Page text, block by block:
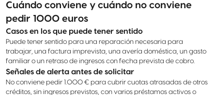
Cuándo conviene y cuándo no conviene
pedir 1000 euros
Casos en los que puede tener sentido
Puede tener sentido para una reparación necesaria para
trabajar, una factura imprevista, una avería doméstica, un gasto
familiar o un retraso de ingresos con fecha prevista de cobro.
Señales de alerta antes de solicitar
No conviene pedir 1.000 € para cubrir cuotas atrasadas de otros
créditos, sin ingresos previstos, con varios préstamos activos o